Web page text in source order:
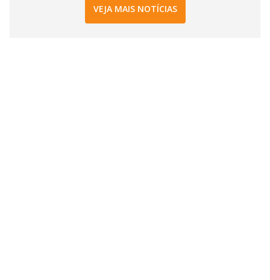
VEJA MAIS NOTÍCIAS